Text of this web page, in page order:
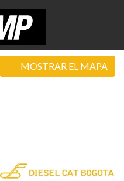
MOSTRAR EL MAPA